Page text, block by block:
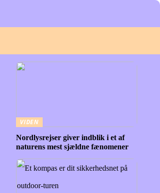
VIDEN
Nordlysrejser giver indblik i et af
naturens mest sjældne fænomener